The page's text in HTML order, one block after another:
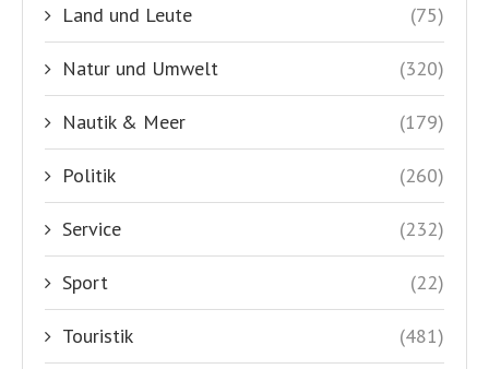
Land und Leute (75)
Natur und Umwelt (320)
Nautik & Meer (179)
Politik (260)
Service (232)
Sport (22)
Touristik (481)